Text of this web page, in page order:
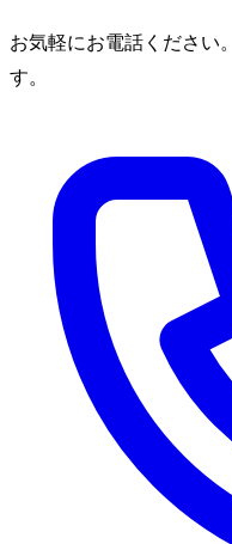
お気軽にお電話ください
す。